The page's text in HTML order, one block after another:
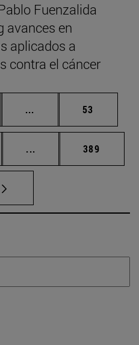
Fuenzalida
avances en
aplicados a
contra el cáncer
... Páginas intermedias
Página
53
... Páginas intermedias
Página
389